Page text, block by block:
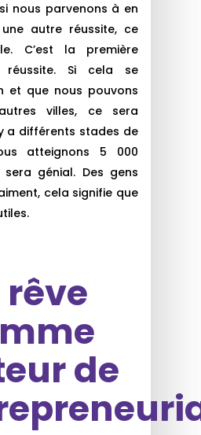
nous parvenons à en
autre réussite, ce
C’est la première
Si cela se
et que nous pouvons
villes, ce sera
a différents stades de
atteignons 5 000
génial. Des gens
cela signifie que
rêve
de